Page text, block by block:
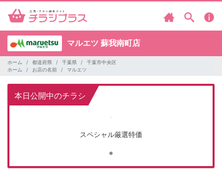
マルエツ 蘇我南町店
ホーム 都道府県 千葉県
千葉市中央区
ホーム
お店の名前 マルエツ
本日公開中のチラシ
スペシャル厳選特価